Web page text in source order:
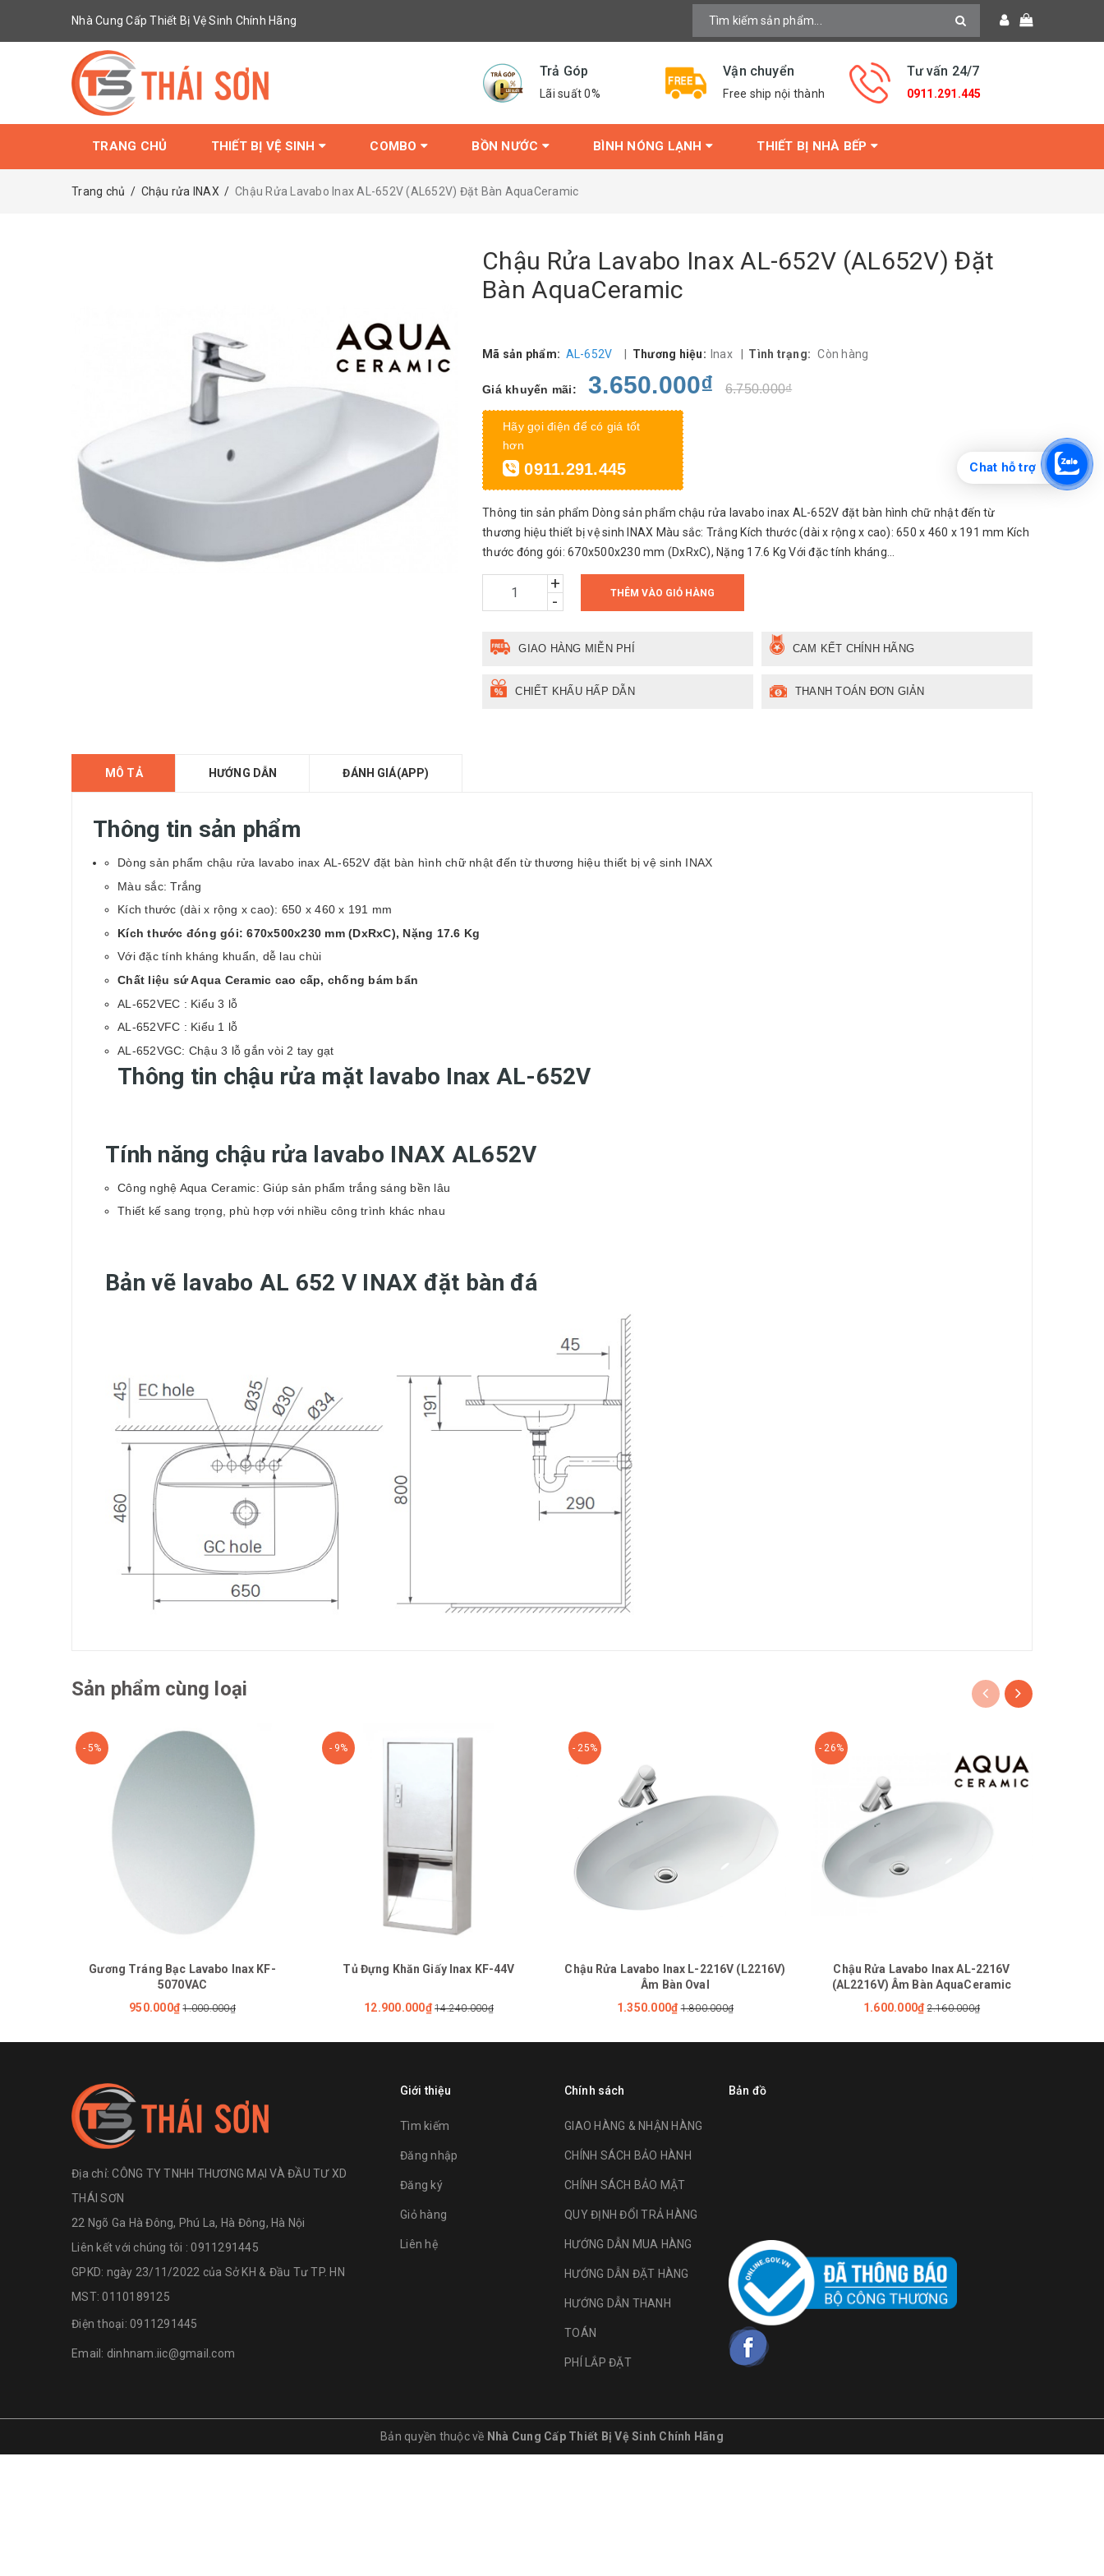
Nhà Cung Cấp Thiết Bị Vệ Sinh Chính Hãng
Trả Góp
Lãi suất 0%
Vận chuyển
Free ship nội thành
Tư vấn 24/7
0911.291.445
TRANG CHỦ THIẾT BỊ VỆ SINH COMBO BỒN NƯỚC BÌNH NÓNG LẠNH THIẾT BỊ NHÀ BẾP
Trang chủ / Chậu rửa INAX / Chậu Rửa Lavabo Inax AL-652V (AL652V) Đặt Bàn AquaCeramic
Chậu Rửa Lavabo Inax AL-652V (AL652V) Đặt
Bàn AquaCeramic
Mã sản phẩm: AL-652V Thương hiệu: Inax Tình trạng: Còn hàng
Giá khuyến mãi: 3.650.000₫ 6.750.000₫
Hãy gọi điện để có giá tốt
hơn
0911.291.445
Thông tin sản phẩm Dòng sản phẩm chậu rửa lavabo inax AL-652V đặt bàn hình chữ nhật đến từ
thương hiệu thiết bị vệ sinh INAX Màu sắc: Trắng Kích thước (dài x rộng x cao): 650 x 460 x 191 mm Kích
thước đóng gói: 670x500x230 mm (DxRxC), Nặng 17.6 Kg Với đặc tính kháng...
+
-
THÊM VÀO GIỎ HÀNG
GIAO HÀNG MIỄN PHÍ CAM KẾT CHÍNH HÃNG
CHIẾT KHẤU HẤP DẪN THANH TOÁN ĐƠN GIẢN
MÔ TẢ HƯỚNG DẪN ĐÁNH GIÁ(APP)
Thông tin sản phẩm
Dòng sản phẩm chậu rửa lavabo inax AL-652V đặt bàn hình chữ nhật đến từ thương hiệu thiết bị vệ sinh INAX
Màu sắc: Trắng
Kích thước (dài x rộng x cao): 650 x 460 x 191 mm
Kích thước đóng gói: 670x500x230 mm (DxRxC), Nặng 17.6 Kg
Với đặc tính kháng khuẩn, dễ lau chùi
Chất liệu sứ Aqua Ceramic cao cấp, chống bám bẩn
AL-652VEC : Kiểu 3 lỗ
AL-652VFC : Kiểu 1 lỗ
AL-652VGC: Chậu 3 lỗ gắn vòi 2 tay gạt
Thông tin chậu rửa mặt lavabo Inax AL-652V
Tính năng chậu rửa lavabo INAX AL652V
Công nghệ Aqua Ceramic: Giúp sản phẩm trắng sáng bền lâu
Thiết kế sang trọng, phù hợp với nhiều công trình khác nhau
Bản vẽ lavabo AL 652 V INAX đặt bàn đá
Sản phẩm cùng loại
- 5%
Gương Tráng Bạc Lavabo Inax KF-
5070VAC
950.000₫ 1.000.000₫
- 9%
Tủ Đựng Khăn Giấy Inax KF-44V
12.900.000₫ 14.240.000₫
- 25%
Chậu Rửa Lavabo Inax L-2216V (L2216V)
Âm Bàn Oval
1.350.000₫ 1.800.000₫
- 26%
Chậu Rửa Lavabo Inax AL-2216V
(AL2216V) Âm Bàn AquaCeramic
1.600.000₫ 2.160.000₫
Địa chỉ:CÔNG TY TNHH THƯƠNG MẠI VÀ ĐẦU TƯ XD
THÁI SƠN
22 Ngõ Ga Hà Đông, Phú La, Hà Đông, Hà Nội
Liên kết với chúng tôi : 0911291445
GPKD: ngày 23/11/2022 của Sở KH & Đầu Tư TP. HN
MST: 0110189125
Điện thoại: 0911291445
Email: dinhnam.iic@gmail.com
Giới thiệu
Tìm kiếm
Đăng nhập
Đăng ký
Giỏ hàng
Liên hệ
Chính sách
GIAO HÀNG & NHẬN HÀNG
CHÍNH SÁCH BẢO HÀNH
CHÍNH SÁCH BẢO MẬT
QUY ĐỊNH ĐỔI TRẢ HÀNG
HƯỚNG DẪN MUA HÀNG
HƯỚNG DẪN ĐẶT HÀNG
HƯỚNG DẪN THANH
TOÁN
PHÍ LẮP ĐẶT
Bản đồ
Bản quyền thuộc về Nhà Cung Cấp Thiết Bị Vệ Sinh Chính Hãng
Chat hỗ trợ